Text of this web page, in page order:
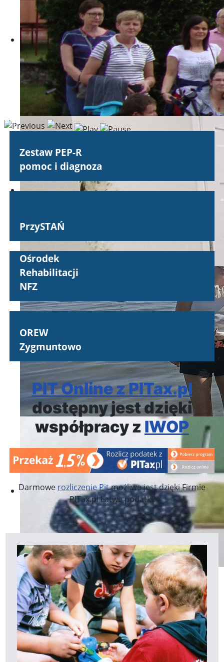
Zestaw PEP-R
pomoc i diagnoza
PrzySTAŃ
Ośrodek
Rehabilitacji
NFZ
OREW
Zygmuntowo
PIT Online z PITax.pl
dostępny jest dzięki
współpracy z IWOP
Darmowe rozliczenie Pitmożliwe jest dzięki Firmie
PITax.pl Łatwe podatki.